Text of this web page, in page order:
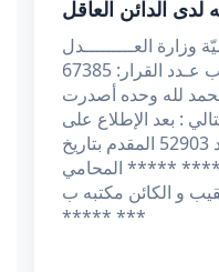
لدى الدائن العاقل
وزارة العـــــــــدل
محكمــــــة التعقــيب عـدد القرار: 67385
27/01/2025 الحمد لله وحده أصدرت
: بعد الإطلاع على
مطلب التعقيب عدد 52903 المقدم بتاريخ
***** ***** المحامي
و الكائن مكتبه ب***** *****
***** ***